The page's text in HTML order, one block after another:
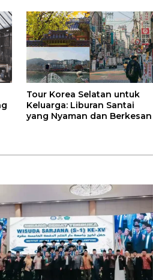
Kesehatan
Tour Korea Selatan untuk
Keluarga: Liburan Santai
yang Nyaman dan Berkesan